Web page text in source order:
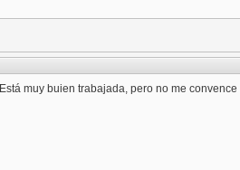
Está muy buien trabajada, pero no me convence